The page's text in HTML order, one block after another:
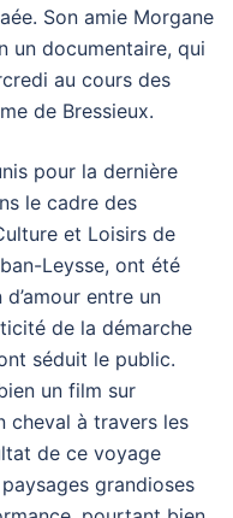
Son amie Morgane
un documentaire, qui
au cours des
de Bressieux.
pour la dernière
le cadre des
et Loisirs de
Leysse, ont été
entre un
de la démarche
séduit le public.
un film sur
cheval à travers les
de ce voyage
grandioses